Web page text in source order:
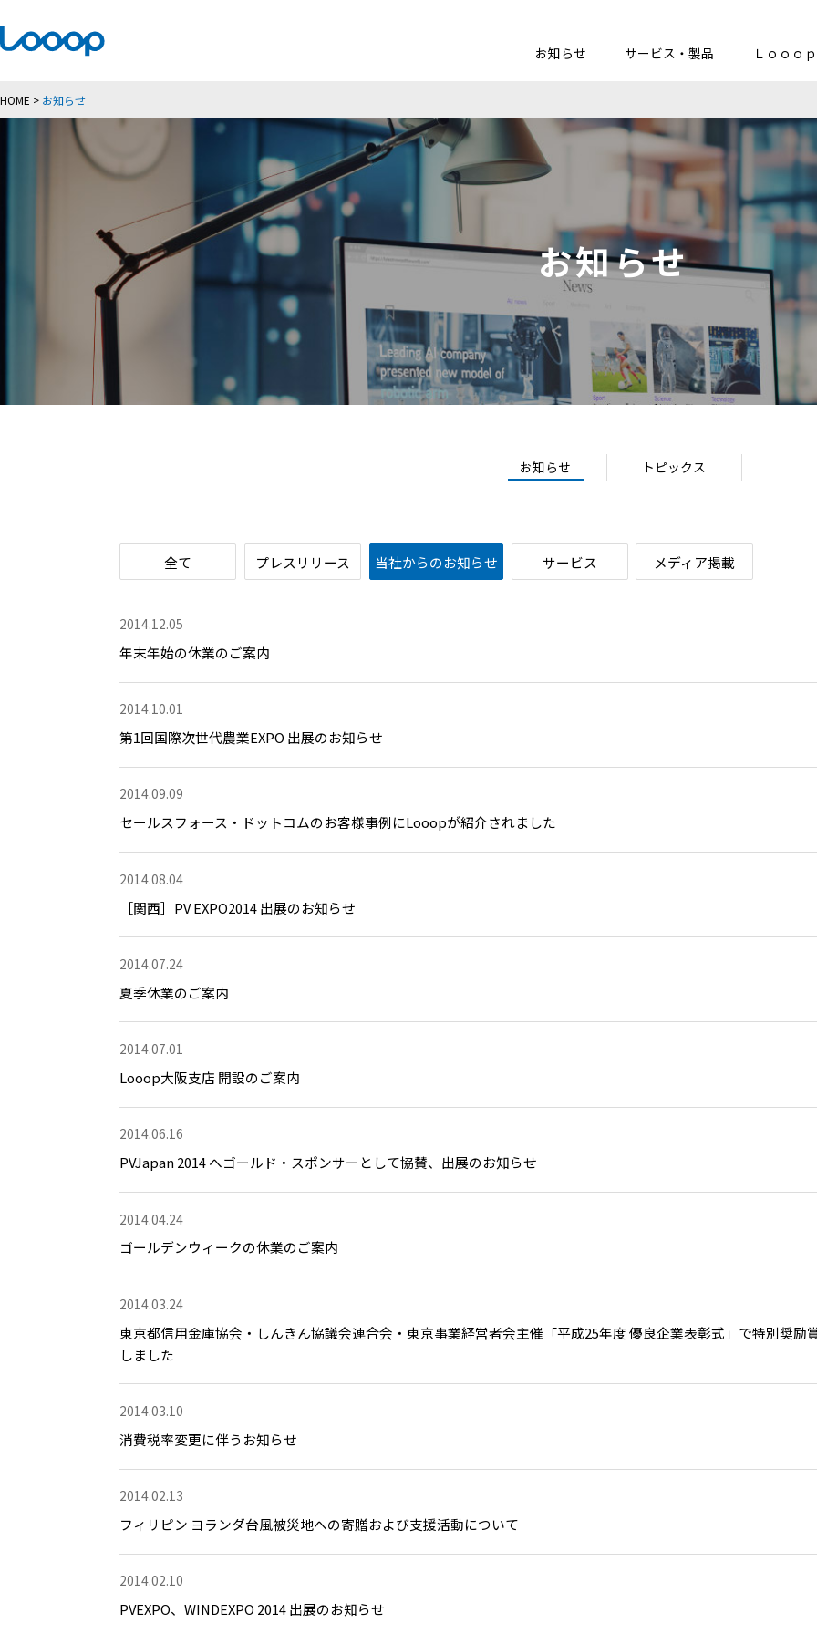
お知らせ サービス・製品 Ｌｏｏｏ
HOME > お知らせ
お知らせ
お知らせ トピックス
全て プレスリリース 当社からのお知らせ サービス メディア掲載
2014.12.05
年末年始の休業のご案内
2014.10.01
第1回国際次世代農業EXPO 出展のお知らせ
2014.09.09
セールスフォース・ドットコムのお客様事例にLooopが紹介されました
2014.08.04
［関西］PV EXPO2014 出展のお知らせ
2014.07.24
夏季休業のご案内
2014.07.01
Looop大阪支店 開設のご案内
2014.06.16
PVJapan 2014 へゴールド・スポンサーとして協賛、出展のお知らせ
2014.04.24
ゴールデンウィークの休業のご案内
2014.03.24
東京都信用金庫協会・しんきん協議会連合会・東京事業経営者会主催「平成25年度 優良企業表彰式」で特別奨励
しました
2014.03.10
消費税率変更に伴うお知らせ
2014.02.13
フィリピン ヨランダ台風被災地への寄贈および支援活動について
2014.02.10
PVEXPO、WINDEXPO 2014 出展のお知らせ